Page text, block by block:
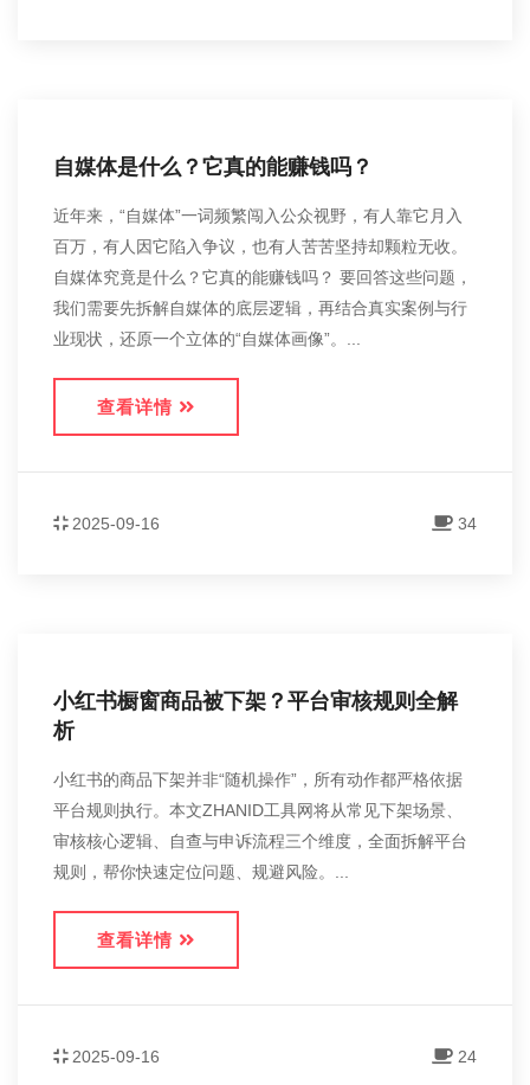
自媒体是什么？它真的能赚钱吗？
近年来，“自媒体”一词频繁闯入公众视野，有人靠它月入
百万，有人因它陷入争议，也有人苦苦坚持却颗粒无收。
自媒体究竟是什么？它真的能赚钱吗？ 要回答这些问题，
我们需要先拆解自媒体的底层逻辑，再结合真实案例与行
业现状，还原一个立体的“自媒体画像”。...
查看详情
2025-09-16 34
小红书橱窗商品被下架？平台审核规则全解
析
小红书的商品下架并非“随机操作”，所有动作都严格依据
平台规则执行。本文ZHANID工具网将从常见下架场景、
审核核心逻辑、自查与申诉流程三个维度，全面拆解平台
规则，帮你快速定位问题、规避风险。...
查看详情
2025-09-16 24